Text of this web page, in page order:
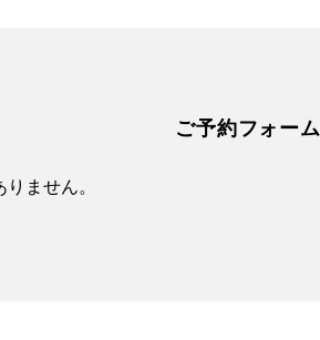
ご予約フォーム
ません。